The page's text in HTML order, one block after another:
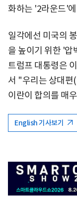
화하는 '2라운드'
일각에선 미국의
을 높이기 위한 '압
트럼프 대통령은
서 "우리는 상대편
이란이 합의를 매
English 기사보기